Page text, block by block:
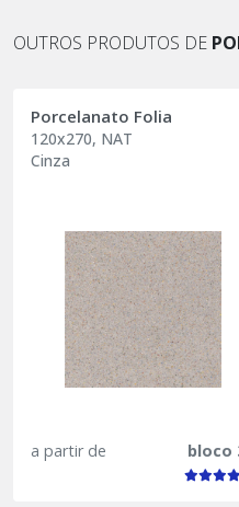
OUTROS PRODUTOS DE
Porcelanato Folia
120x270, NAT
Cinza
a partir de bloco